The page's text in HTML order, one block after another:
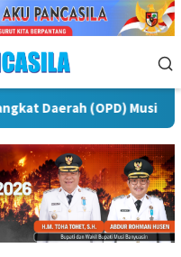
Ke-19, Plt Bupati